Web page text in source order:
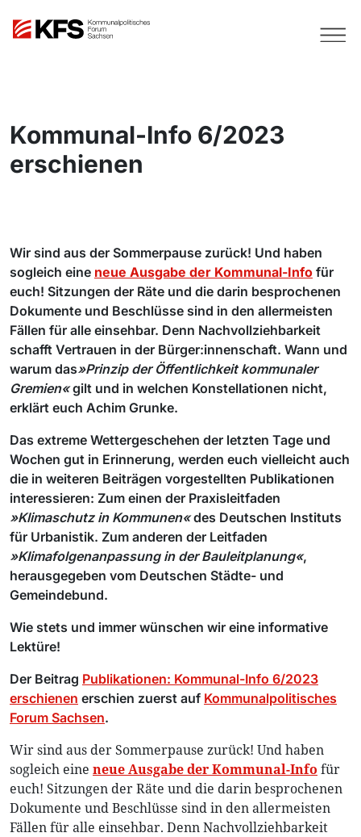
Kommunal-Info 6/2023
erschienen
Wir sind aus der Sommerpause zurück! Und haben
sogleich eine neue Ausgabe der Kommunal-Info für
euch! Sitzungen der Räte und die darin besprochenen
Dokumente und Beschlüsse sind in den allermeisten
Fällen für alle einsehbar. Denn Nachvollziehbarkeit
schafft Vertrauen in der Bürger:innenschaft. Wann und
warum das»Prinzip der Öffentlichkeit kommunaler
Gremien«gilt und in welchen Konstellationen nicht,
erklärt euch Achim Grunke.
Das extreme Wettergeschehen der letzten Tage und
Wochen gut in Erinnerung, werden euch vielleicht auch
die in weiteren Beiträgen vorgestellten Publikationen
interessieren: Zum einen der Praxisleitfaden
»Klimaschutz in Kommunen«des Deutschen Instituts
für Urbanistik. Zum anderen der Leitfaden
»Klimafolgenanpassung in der Bauleitplanung«,
herausgegeben vom Deutschen Städte- und
Gemeindebund.
Wie stets und immer wünschen wir eine informative
Lektüre!
Der Beitrag Publikationen: Kommunal-Info 6/2023
erschienen erschien zuerst auf Kommunalpolitisches
Forum Sachsen.
Wir sind aus der Sommerpause zurück! Und haben
sogleich eine neue Ausgabe der Kommunal-Info für
euch! Sitzungen der Räte und die darin besprochenen
Dokumente und Beschlüsse sind in den allermeisten
Fällen für alle einsehbar. Denn Nachvollziehbarkeit